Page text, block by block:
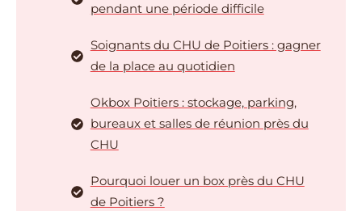
pendant une période difficile
Soignants du CHU de Poitiers : gagner
de la place au quotidien
Okbox Poitiers : stockage, parking,
bureaux et salles de réunion près du
CHU
Pourquoi louer un box près du CHU
de Poitiers ?